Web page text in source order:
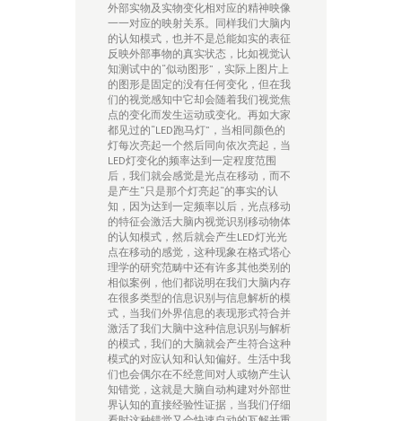
外部实物及实物变化相对应的精神映像
一一对应的映射关系。同样我们大脑内
的认知模式，也并不是总能如实的表征
反映外部事物的真实状态，比如视觉认
知测试中的“似动图形”，实际上图片上
的图形是固定的没有任何变化，但在我
们的视觉感知中它却会随着我们视觉焦
点的变化而发生运动或变化。再如大家
都见过的“LED跑马灯”，当相同颜色的
灯每次亮起一个然后同向依次亮起，当
LED灯变化的频率达到一定程度范围
后，我们就会感觉是光点在移动，而不
是产生“只是那个灯亮起“的事实的认
知，因为达到一定频率以后，光点移动
的特征会激活大脑内视觉识别移动物体
的认知模式，然后就会产生LED灯光光
点在移动的感觉，这种现象在格式塔心
理学的研究范畴中还有许多其他类别的
相似案例，他们都说明在我们大脑内存
在很多类型的信息识别与信息解析的模
式，当我们外界信息的表现形式符合并
激活了我们大脑中这种信息识别与解析
的模式，我们的大脑就会产生符合这种
模式的对应认知和认知偏好。生活中我
们也会偶尔在不经意间对人或物产生认
知错觉，这就是大脑自动构建对外部世
界认知的直接经验性证据，当我们仔细